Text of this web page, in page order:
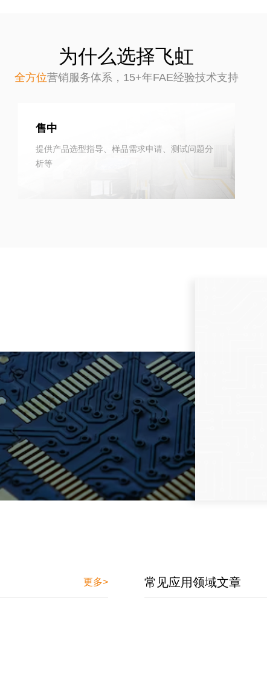
为什么选择飞虹
全方位营销服务体系， 15+年FAE经验技术支持
售中
提供产品选型指导、样品需求申请、测试问题分
析等
更多> 常见应用领域文章